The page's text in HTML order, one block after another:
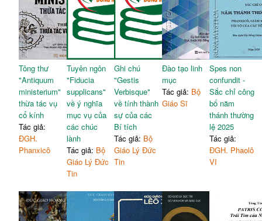
Tông thư
"Antiquum
ministerium"
thừa tác vụ
cổ kính
Tác giả:
ĐGH.
Phanxicô
Tuyên ngôn
"Fiducia
supplicans"
về ý nghĩa
mục vụ của
các chúc
lành
Tác giả: Bộ
Giáo Lý Đức
Tin
Ghi chú
"Gestis
Verbisque"
về tính thành
sự của các
Bí tích
Tác giả: Bộ
Giáo Lý Đức
Tin
Đào tạo linh
mục
Tác giả: Bộ
Giáo Sĩ
Spes non
confundit -
Sắc chỉ công
bố năm
thánh thường
lệ 2025
Tác giả:
ĐGH. Phaolô
VI